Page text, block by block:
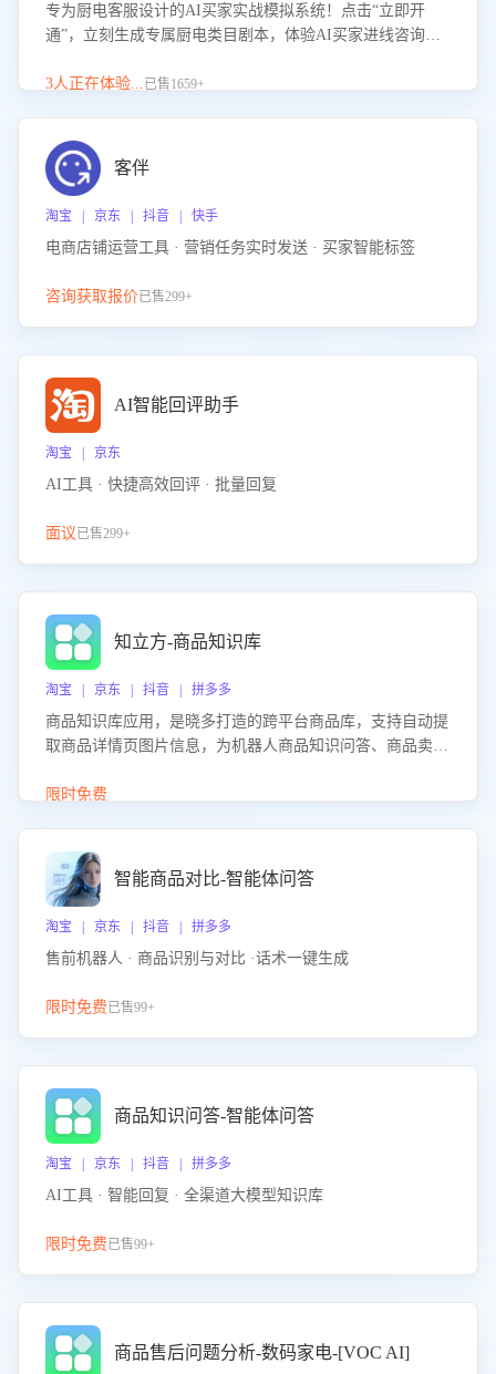
专为厨电客服设计的AI买家实战模拟系统！点击“立即开
通”，立刻生成专属厨电类目剧本，体验AI买家进线咨询真
实场景应对技巧！
3人正在体验...已售1659+
客伴
淘宝 | 京东 | 抖音 | 快手
电商店铺运营工具 · 营销任务实时发送 · 买家智能标签
咨询获取报价已售299+
AI智能回评助手
淘宝 | 京东
AI工具 · 快捷高效回评 · 批量回复
面议已售299+
知立方-商品知识库
淘宝 | 京东 | 抖音 | 拼多多
商品知识库应用，是晓多打造的跨平台商品库，支持自动提
取商品详情页图片信息，为机器人商品知识问答、商品卖点
限时免费
智能商品对比-智能体问答
淘宝 | 京东 | 抖音 | 拼多多
售前机器人 · 商品识别与对比 ·话术一键生成
限时免费已售99+
商品知识问答-智能体问答
淘宝 | 京东 | 抖音 | 拼多多
AI工具 · 智能回复 · 全渠道大模型知识库
限时免费已售99+
商品售后问题分析-数码家电-[VOC AI]